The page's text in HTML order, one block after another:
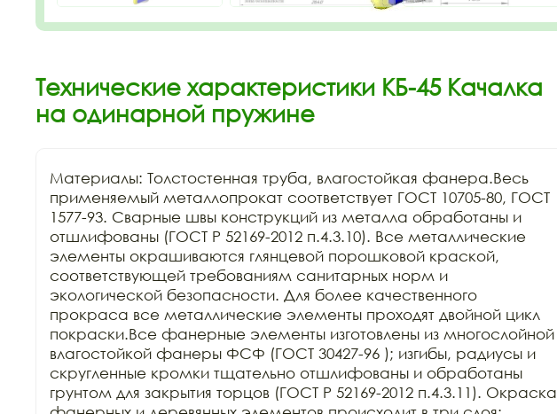
Технические характеристики КБ-45 Качалка
на одинарной пружине
Материалы: Толстостенная труба, влагостойкая фанера.Весь
применяемый металлопрокат соответствует ГОСТ 10705-80, ГОСТ
1577-93. Сварные швы конструкций из металла обработаны и
отшлифованы (ГОСТ Р 52169-2012 п.4.3.10). Все металлические
элементы окрашиваются глянцевой порошковой краской,
соответствующей требованиям санитарных норм и
экологической безопасности. Для более качественного
прокраса все металлические элементы проходят двойной цикл
покраски.Все фанерные элементы изготовлены из многослойной
влагостойкой фанеры ФСФ (ГОСТ 30427-96 ); изгибы, радиусы и
скругленные кромки тщательно отшлифованы и обработаны
грунтом для закрытия торцов (ГОСТ Р 52169-2012 п.4.3.11). Окраска